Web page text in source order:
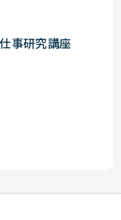
事研究講座